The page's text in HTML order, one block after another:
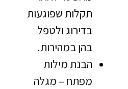
תקלות שפוגעות
בדירוג ולטפל
בהן במהירות.
הבנת מילות
מפתח – מגלה